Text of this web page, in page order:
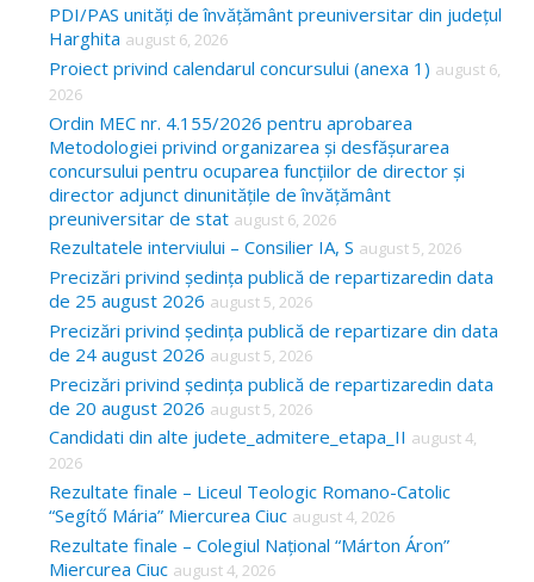
c
h
f
o
r
PDI/PAS unități de învățământ preuniversitar din județul
Harghita august 6, 2026
Proiect privind calendarul concursului (anexa 1) august 6,
2026
Ordin MEC nr. 4.155/2026 pentru aprobarea
Metodologiei privind organizarea și desfășurarea
concursului pentru ocuparea funcțiilor de director și
director adjunct dinunitățile de învățământ
preuniversitar de stat august 6, 2026
Rezultatele interviului – Consilier IA, S august 5, 2026
Precizări privind ședința publică de repartizaredin data
de 25 august 2026 august 5, 2026
Precizări privind ședința publică de repartizare din data
de 24 august 2026 august 5, 2026
Precizări privind ședința publică de repartizaredin data
de 20 august 2026 august 5, 2026
Candidati din alte judete_admitere_etapa_II august 4,
2026
Rezultate finale – Liceul Teologic Romano-Catolic
“Segítő Mária” Miercurea Ciuc august 4, 2026
Rezultate finale – Colegiul Național “Márton Áron”
Miercurea Ciuc august 4, 2026